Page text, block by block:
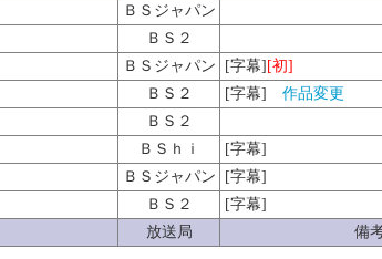
放送局 備
ＢＳジャパン
ＢＳ２
ＢＳジャパン [字幕][初]
ＢＳ２ [字幕] 作品変更
ＢＳ２
ＢＳｈｉ
[字幕]
ＢＳジャパン
[字幕]
ＢＳ２ [字幕]